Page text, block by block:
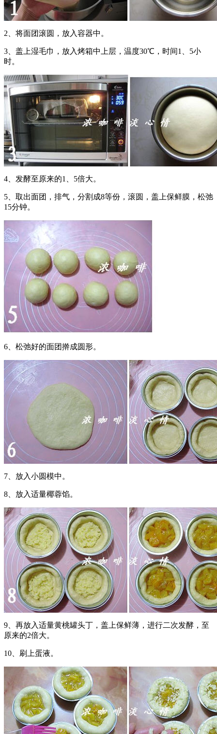
2、将面团滚圆，放入容器中。
3、盖上湿毛巾，放入烤箱中上层，温度30℃，时间1、5小
时。
4、发酵至原来的1、5倍大。
5、取出面团，排气，分割成8等份，滚圆，盖上保鲜膜，松弛
15分钟。
6、松弛好的面团擀成圆形。
7、放入小圆模中。
8、放入适量椰蓉馅。
9、再放入适量黄桃罐头丁，盖上保鲜薄，进行二次发酵，至
原来的2倍大。
10、刷上蛋液。